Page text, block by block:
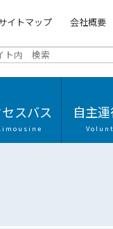
イトマップ 会社概要
スバス 自主